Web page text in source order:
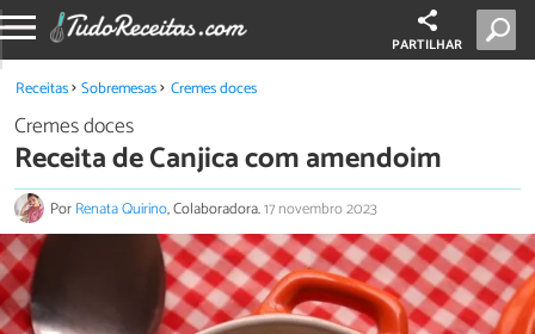
PARTILHAR
Receitas Sobremesas Cremes doces
Cremes doces
Receita de Canjica com amendoim
PorRenata Quirino, Colaboradora.17 novembro 2023